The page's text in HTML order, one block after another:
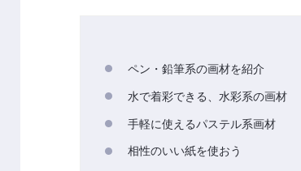
ペン・鉛筆系の画材を紹介
水で着彩できる、水彩系の画材
手軽に使えるパステル系画材
相性のいい紙を使おう